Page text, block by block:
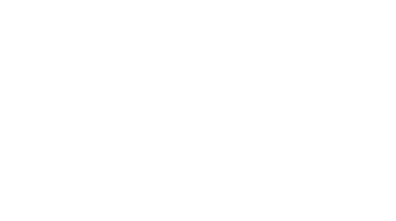
はありません。
品に未対応品が
年1月12日よ